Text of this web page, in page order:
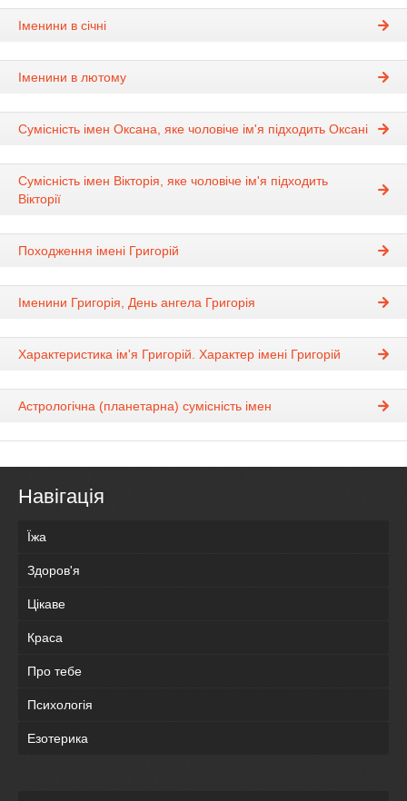
Іменини в січні
Іменини в лютому
Сумісність імен Оксана, яке чоловіче ім'я підходить Оксані
Сумісність імен Вікторія, яке чоловіче ім'я підходить
Вікторії
Походження імені Григорій
Іменини Григорія, День ангела Григорія
Характеристика ім'я Григорій. Характер імені Григорій
Астрологічна (планетарна) сумісність імен
Навігація
Їжа
Здоров'я
Цікаве
Краса
Про тебе
Психологія
Езотерика